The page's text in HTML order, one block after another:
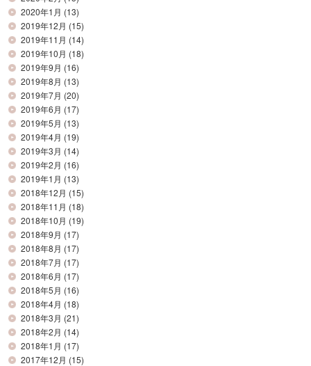
2020年1月 (13)
2019年12月 (15)
2019年11月 (14)
2019年10月 (18)
2019年9月 (16)
2019年8月 (13)
2019年7月 (20)
2019年6月 (17)
2019年5月 (13)
2019年4月 (19)
2019年3月 (14)
2019年2月 (16)
2019年1月 (13)
2018年12月 (15)
2018年11月 (18)
2018年10月 (19)
2018年9月 (17)
2018年8月 (17)
2018年7月 (17)
2018年6月 (17)
2018年5月 (16)
2018年4月 (18)
2018年3月 (21)
2018年2月 (14)
2018年1月 (17)
2017年12月 (15)